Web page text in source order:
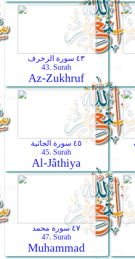
٤٣ سورة الزخرف
43. Surah
Az-Zukhruf
٤٥ سورة الجاثية
45. Surah
Al-Jâthiya
٤٧ سورة محمد
47. Surah
Muhammad